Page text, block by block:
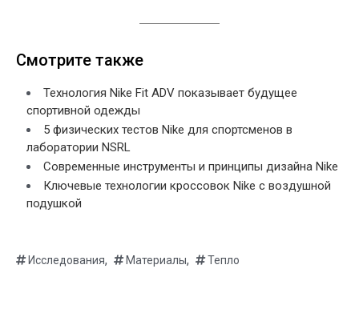
Смотрите также
Технология Nike Fit ADV показывает будущее
спортивной одежды
5 физических тестов Nike для спортсменов в
лаборатории NSRL
Современные инструменты и принципы дизайна Nike
Ключевые технологии кроссовок Nike с воздушной
подушкой
Исследования, Материалы, Тепло